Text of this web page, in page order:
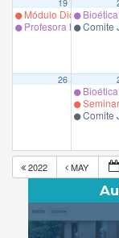
19
Módulo Didáctica en
Profesora Miruska
Bioética
Comite
26
Bioética
Comite
2022 MAY